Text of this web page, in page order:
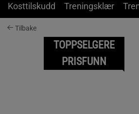
Kosttilskudd Treningsklær
Tilbake
TOPPSELGERE
PRISFUNN